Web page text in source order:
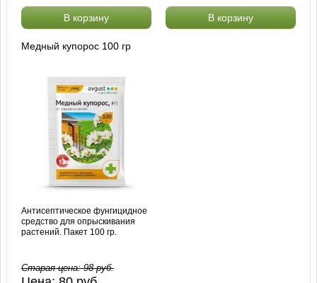
В корзину В корзину
Медный купорос 100 гр
Антисептическое фунгицидное
средство для опрыскивания
растений. Пакет 100 гр.
Старая цена:98руб.